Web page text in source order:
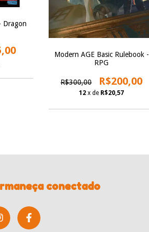
Dragon
Modern AGE Basic Rulebook -
RPG
R$300,00 R$200,00
12 x de R$20,57
conectado